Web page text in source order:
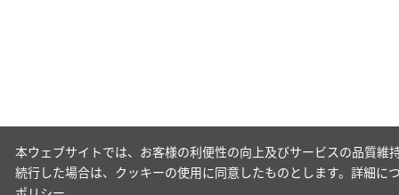
本ウェブサイトでは、お客様の利便性の向上及びサービスの品質
続行した場合は、クッキーの使用に同意したものとします。詳細